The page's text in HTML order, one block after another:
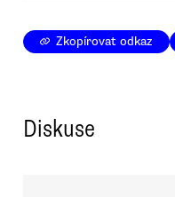
Zkopírovat odkaz
Diskuse